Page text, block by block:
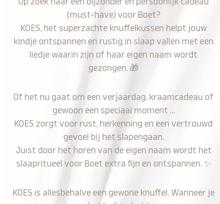
(must-have) voor Boet?
KOES, het superzachte knuffelkussen helpt jouw
kindje ontspannen en rustig in slaap vallen met een
liedje waarin zijn of haar eigen naam wordt
gezongen. 🎁
Of het nu gaat om een verjaardag, kraamcadeau of
gewoon een speciaal moment …
KOES zorgt voor rust, herkenning en een vertrouwd
gevoel bij het slapengaan.
Juist door het horen van de eigen naam wordt het
slaapritueel voor Boet extra fijn en ontspannen. ✨
KOES is allesbehalve een gewone knuffel. Wanneer je